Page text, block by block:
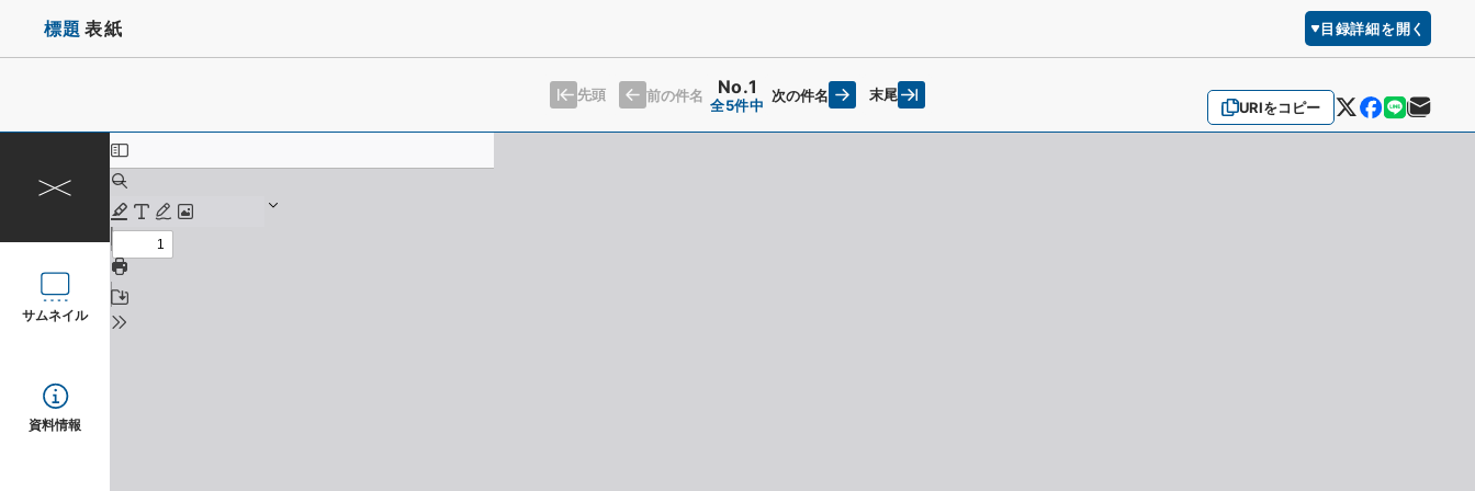
標題 表紙 目録詳細を開く
URIをコピー
先頭 前の件名 No.1
全5件中
次の件名 末尾
サムネイル
資料情報